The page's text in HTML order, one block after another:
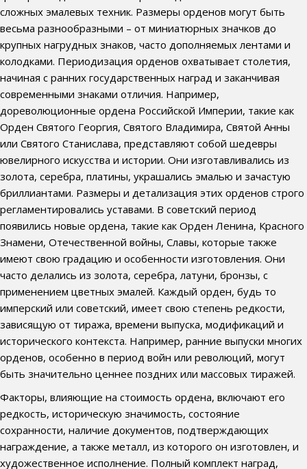
сложных эмалевых техник. Размеры орденов могут быть
весьма разнообразными – от миниатюрных значков до
крупных нагрудных знаков, часто дополняемых лентами и
колодками. Периодизация орденов охватывает столетия,
начиная с ранних государственных наград и заканчивая
современными знаками отличия. Например,
дореволюционные ордена Российской Империи, такие как
Орден Святого Георгия, Святого Владимира, Святой Анны
или Святого Станислава, представляют собой шедевры
ювелирного искусства и истории. Они изготавливались из
золота, серебра, платины, украшались эмалью и зачастую
бриллиантами. Размеры и детализация этих орденов строго
регламентировались уставами. В советский период
появились новые ордена, такие как Орден Ленина, Красного
Знамени, Отечественной войны, Славы, которые также
имеют свою градацию и особенности изготовления. Они
часто делались из золота, серебра, латуни, бронзы, с
применением цветных эмалей. Каждый орден, будь то
имперский или советский, имеет свою степень редкости,
зависящую от тиража, времени выпуска, модификаций и
исторического контекста. Например, ранние выпуски многих
орденов, особенно в период войн или революций, могут
быть значительно ценнее поздних или массовых тиражей.
Факторы, влияющие на стоимость ордена, включают его
редкость, историческую значимость, состояние
сохранности, наличие документов, подтверждающих
награждение, а также металл, из которого он изготовлен, и
художественное исполнение. Полный комплект наград,